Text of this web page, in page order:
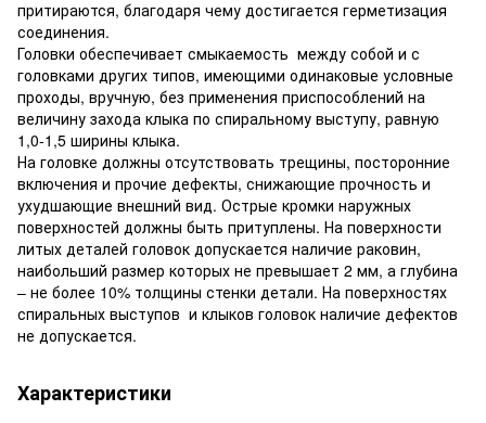
притираются, благодаря чему достигается герметизация
соединения.
Головки обеспечивает смыкаемость между собой и с
головками других типов, имеющими одинаковые условные
проходы, вручную, без применения приспособлений на
величину захода клыка по спиральному выступу, равную
1,0-1,5 ширины клыка.
На головке должны отсутствовать трещины, посторонние
включения и прочие дефекты, снижающие прочность и
ухудшающие внешний вид. Острые кромки наружных
поверхностей должны быть притуплены. На поверхности
литых деталей головок допускается наличие раковин,
наибольший размер которых не превышает 2 мм, а глубина
– не более 10% толщины стенки детали. На поверхностях
спиральных выступов и клыков головок наличие дефектов
не допускается.
Характеристики